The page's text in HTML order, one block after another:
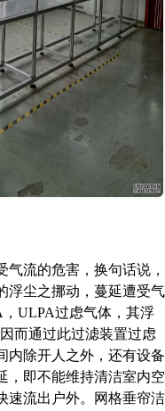
流的危害，换句话说，
浮尘之挪动，蔓延遭受气
ULPA过虑气体，其浮
而通过此过滤装置过虑
内除开人之外，还有设备
，即不能维持清洁室内空
速流出户外。网格垂帘洁